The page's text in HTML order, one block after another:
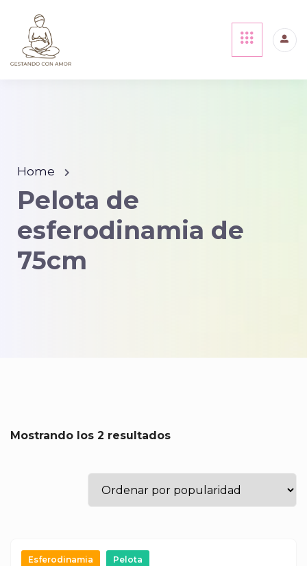
Home
Pelota de
esferodinamia de
75cm
Mostrando los 2 resultados
Esferodinamia Pelota